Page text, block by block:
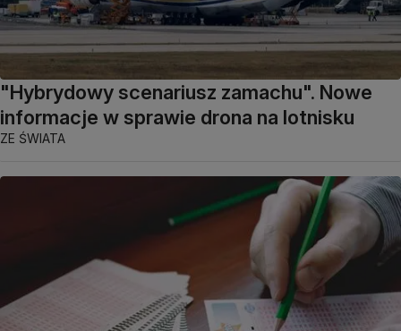
"Hybrydowy scenariusz zamachu". Nowe
informacje w sprawie drona na lotnisku
ZE ŚWIATA